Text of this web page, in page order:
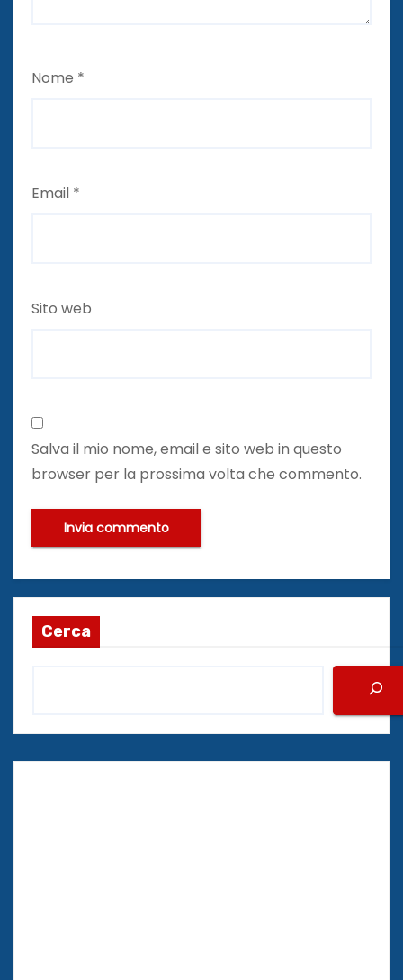
Nome *
Email *
Sito web
Salva il mio nome, email e sito web in questo
browser per la prossima volta che commento.
Cerca